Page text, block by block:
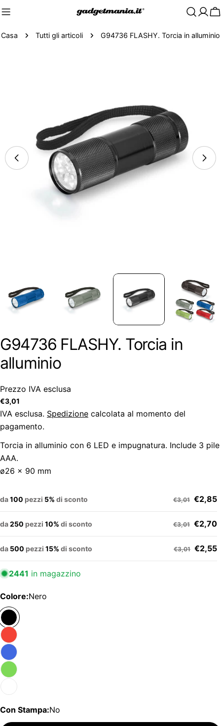
Casa Tutti gli articoli G94736 FLASHY. Torcia in alluminio
G94736 FLASHY. Torcia in
alluminio
Prezzo IVA esclusa
Prezzo
regolare
€3,01
IVA esclusa. Spedizione calcolata al momento del
pagamento.
Torcia in alluminio con 6 LED e impugnatura. Include 3 pile
AAA.
ø26 x 90 mm
da100 pezzi 5% di sconto €3,01 €2,85
da250 pezzi 10% di sconto €3,01 €2,70
da 500 pezzi 15% di sconto €3,01 €2,55
2441 in magazzino
Colore:Nero
Con Stampa:No